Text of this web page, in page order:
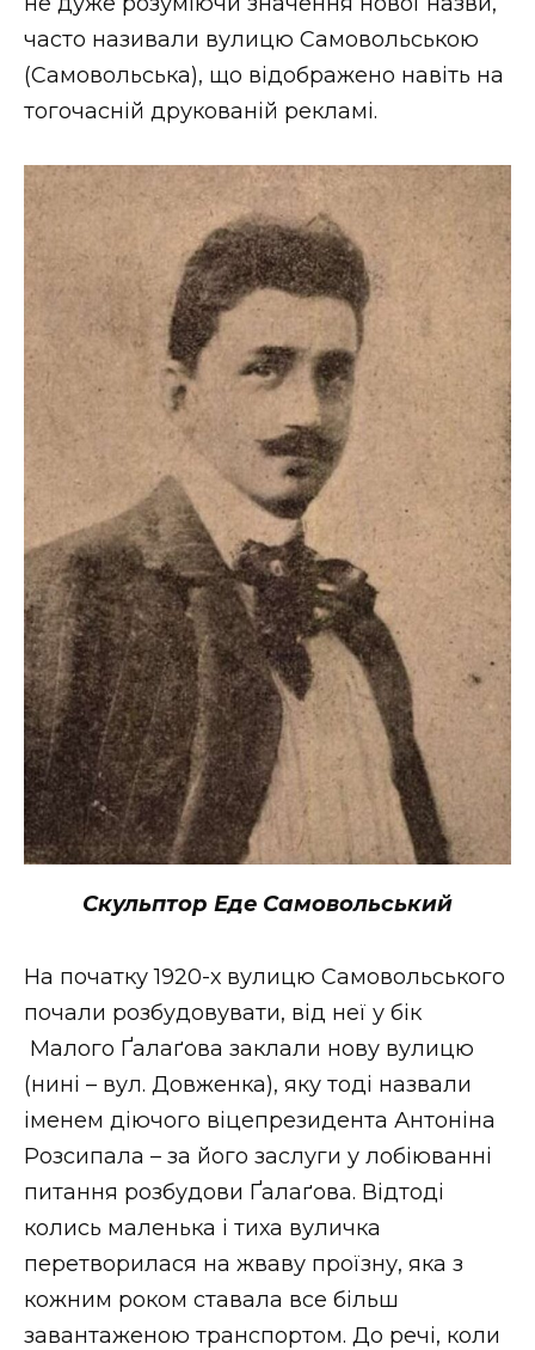
часто називали вулицю Самовольською
(Самовольська), що відображено навіть на
тогочасній друкованій рекламі.
Скульптор Еде Самовольський
На початку 1920-х вулицю Самовольського
почали розбудовувати, від неї у бік
Малого Ґалаґова заклали нову вулицю
(нині – вул. Довженка), яку тоді назвали
іменем діючого віцепрезидента Антоніна
Розсипала – за його заслуги у лобіюванні
питання розбудови Ґалаґова. Відтоді
колись маленька і тиха вуличка
перетворилася на жваву проїзну, яка з
кожним роком ставала все більш
завантаженою транспортом. До речі, коли